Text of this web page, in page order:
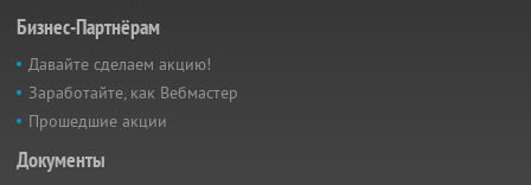
Бизнес-Партнёрам
Давайте сделаем акцию!
Заработайте, как Вебмастер
Прошедшие акции
Документы